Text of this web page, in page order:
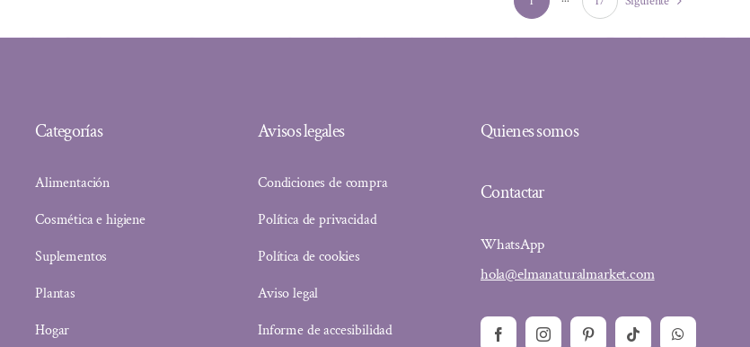
Categorías
Alimentación
Cosmética e higiene
Suplementos
Plantas
Hogar
Avisos legales
Condiciones de compra
Política de privacidad
Política de cookies
Aviso legal
Informe de accesibilidad
Quienes somos
Contactar
WhatsApp
hola@elmanaturalmarket.com